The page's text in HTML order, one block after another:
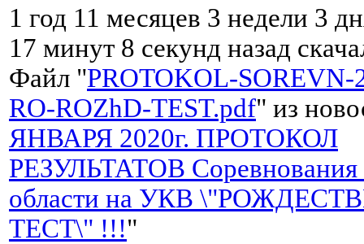
1 год 11 месяцев 3 недели 3
17 минут 8 секунд назад
Файл "PROTOKOL-SOREVN-
RO-ROZhD-TEST.pdf" из
ЯНВАРЯ 2020г. ПРОТОКОЛ
РЕЗУЛЬТАТОВ Соревнования
области на УКВ
ТЕСТ\" !!!"